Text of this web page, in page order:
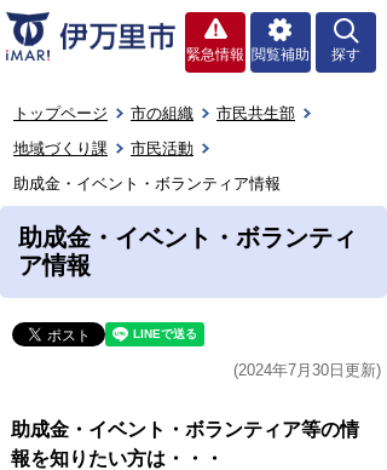
緊急情報 閲覧補助 探す
トップページ 市の組織
市民共生部
地域づくり課
市民活動
助成金・イベント・ボランティア情報
助成金・イベント・ボランティ
ア情報
(2024年7月30日更新)
助成金・イベント・ボランティア等の情
報を知りたい方は・・・